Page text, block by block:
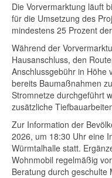
Die Vorvermarktung läuft
für die Umsetzung des
mindestens 25 Prozent
Während der
Hausanschluss, den
Anschlussgebühr in Höhe
bereits Baumaßnahmen
Stromnetze durchgeführt
zusätzliche
Zur Information der
2026, um 18:30 Uhr eine
Würmtalhalle statt.
Wohnmobil regelmäßig
Beratung durch geschulte